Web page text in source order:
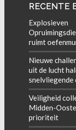
RECENTE
Explosieven
ruimt
Nieuwe
uit de lucht
snelvliegende
Veiligheid
Midden-
prioriteit